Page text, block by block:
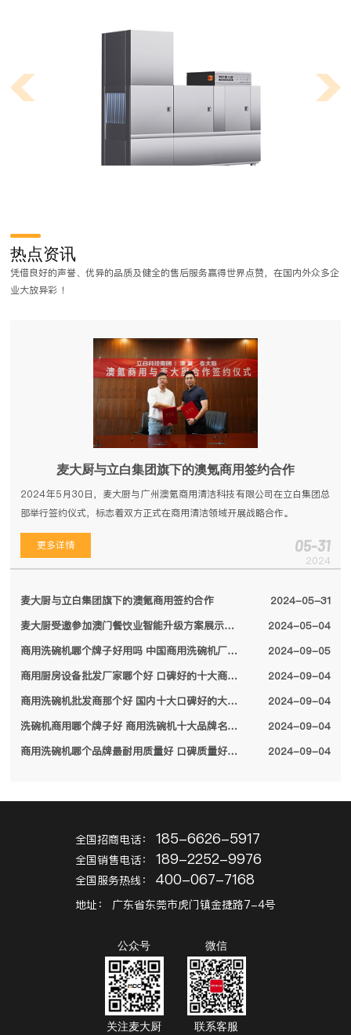
我们在工作生活当中，常常有听说过中央空调这个词，但是却很少有听说
过什么是中央厨房，下面麦大厨小编为大家简单介绍一下什么是中央厨房
以及中央厨房它有什么优点。
热点资讯
凭借良好的声誉、优异的品质及健全的售后服务赢得世界点赞，在国内外众多企
业大放异彩 ！
麦大厨与立白集团旗下的澳氪商用签约合作
2024年5月30日，麦大厨与广州澳氪商用清洁科技有限公司在立白集团总
部举行签约仪式，标志着双方正式在商用清洁领域开展战略合作。
更多详情 05-31
2024
麦大厨与立白集团旗下的澳氪商用签约合作
2024-05-31
麦大厨受邀参加澳门餐饮业智能升级方案展示会，备受特区领导关注
2024-05-04
商用洗碗机哪个牌子好用吗 中国商用洗碗机厂家排名前十名单2024
2024-09-05
商用厨房设备批发厂家哪个好 口碑好的十大商用厨房设备厂家名单2024
2024-09-04
商用洗碗机批发商那个好 国内十大口碑好的大型商用洗碗机厂家名单2024
2024-09-04
洗碗机商用哪个牌子好 商用洗碗机十大品牌名单2024
2024-09-04
商用洗碗机哪个品牌最耐用质量好 口碑质量好的十大商用洗碗机品牌2024
2024-09-04
全国招商电话： 185-6626-5917
全国销售电话： 189-2252-9976
全国服务热线： 400-067-7168
地址： 广东省东莞市虎门镇金捷路7-4号
公众号
关注麦大厨
微信
联系客服